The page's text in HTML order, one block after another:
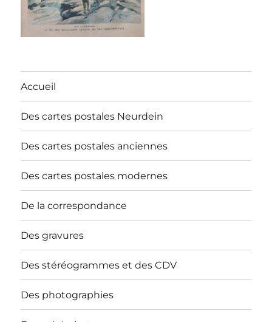
Accueil
Des cartes postales Neurdein
Des cartes postales anciennes
Des cartes postales modernes
De la correspondance
Des gravures
Des stéréogrammes et des CDV
Des photographies